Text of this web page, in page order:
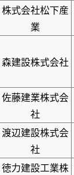
株式会社松下産
業
森建設株式会社
佐藤建業株式会
社
渡辺建設株式会
社
徳力建設工業株